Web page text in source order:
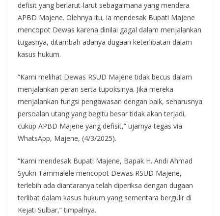
defisit yang berlarut-larut sebagaimana yang mendera
APBD Majene. Olehnya itu, ia mendesak Bupati Majene
mencopot Dewas karena dinilai gagal dalam menjalankan
tugasnya, ditambah adanya dugaan keterlibatan dalam
kasus hukum.
“Kami melihat Dewas RSUD Majene tidak becus dalam
menjalankan peran serta tupoksinya. Jika mereka
menjalankan fungsi pengawasan dengan baik, seharusnya
persoalan utang yang begitu besar tidak akan terjadi,
cukup APBD Majene yang defisit,” ujarnya tegas via
WhatsApp, Majene, (4/3/2025).
“Kami mendesak Bupati Majene, Bapak H. Andi Ahmad
Syukri Tammalele mencopot Dewas RSUD Majene,
terlebih ada diantaranya telah diperiksa dengan dugaan
terlibat dalam kasus hukum yang sementara bergulir di
Kejati Sulbar,” timpalnya.